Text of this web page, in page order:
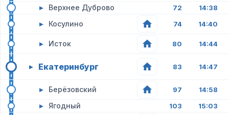
▸ Верхнее Дуброво 72 14:38
▸ Косулино 74 14:40
▸ Исток 80 14:44
▸ Екатеринбург 83 14:47
▸ Берёзовский 97 14:58
▸ Ягодный 103 15:03